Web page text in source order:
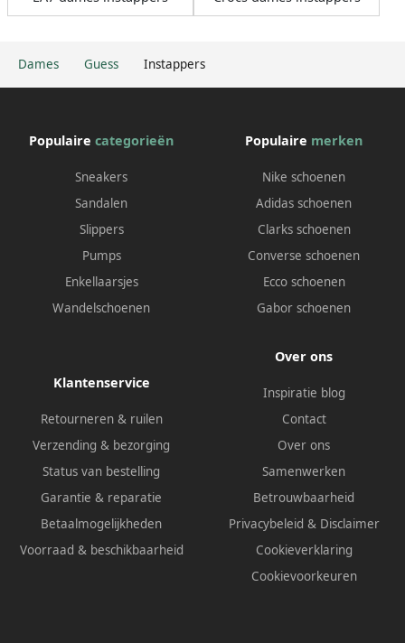
Dames Guess Instappers
Populaire categorieën
Sneakers
Sandalen
Slippers
Pumps
Enkellaarsjes
Wandelschoenen
Populaire merken
Nike schoenen
Adidas schoenen
Clarks schoenen
Converse schoenen
Ecco schoenen
Gabor schoenen
Klantenservice
Retourneren & ruilen
Verzending & bezorging
Status van bestelling
Garantie & reparatie
Betaalmogelijkheden
Voorraad & beschikbaarheid
Over ons
Inspiratie blog
Contact
Over ons
Samenwerken
Betrouwbaarheid
Privacybeleid & Disclaimer
Cookieverklaring
Cookievoorkeuren